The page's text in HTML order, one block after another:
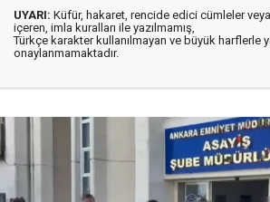
UYARI: Küfür, hakaret, rencide edici cümleler
içeren, imla kuralları ile yazılmamış,
Türkçe karakter kullanılmayan ve büyük harflerle
onaylanmamaktadır.